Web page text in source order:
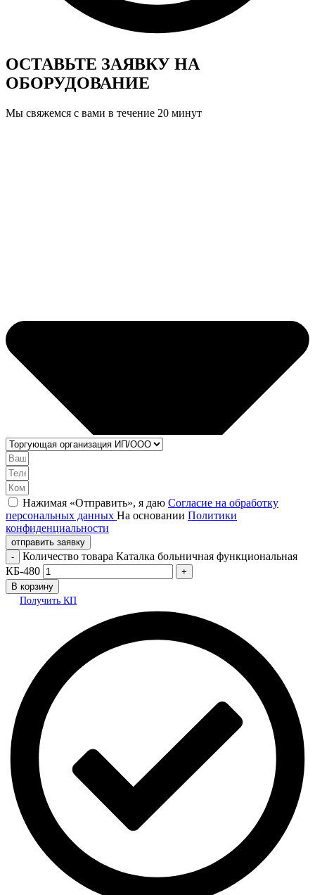
ОСТАВЬТЕ ЗАЯВКУ НА
ОБОРУДОВАНИЕ
Мы свяжемся с вами в течение 20 минут
Нажимая «Отправить», я даю Согласие на обработку
персональных данных На основании Политики
конфиденциальности
отправить заявку
Количество товара Каталка больничная функциональная
КБ-480
В корзину
Получить КП